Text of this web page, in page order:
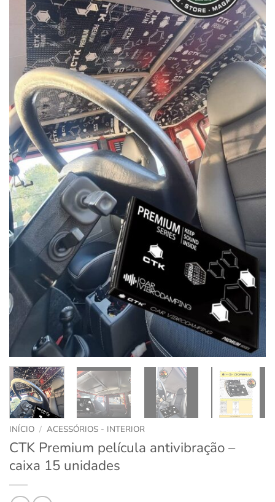
INÍCIO / ACESSÓRIOS - INTERIOR
CTK Premium película antivibração –
caixa 15 unidades